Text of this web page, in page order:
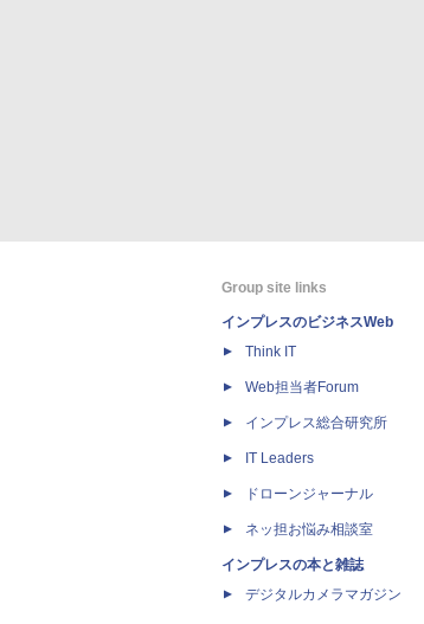
Group site links
インプレスのビジネスWeb
Think IT
Web担当者Forum
インプレス総合研究所
IT Leaders
ドローンジャーナル
ネッ担お悩み相談室
インプレスの本と雑誌
デジタルカメラマガジン